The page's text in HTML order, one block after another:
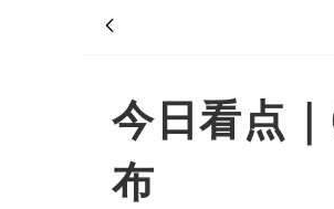
今日看点
布